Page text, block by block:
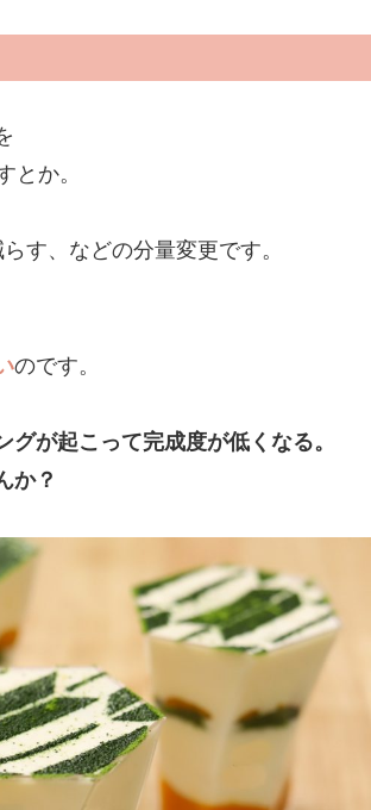
とか。
す、などの分量変更です。
のです。
が起こって完成度が低くなる。
か？